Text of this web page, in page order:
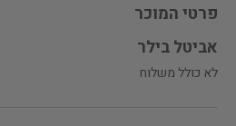
פרטי המוכר
אביטל בילר
לא כולל משלוח